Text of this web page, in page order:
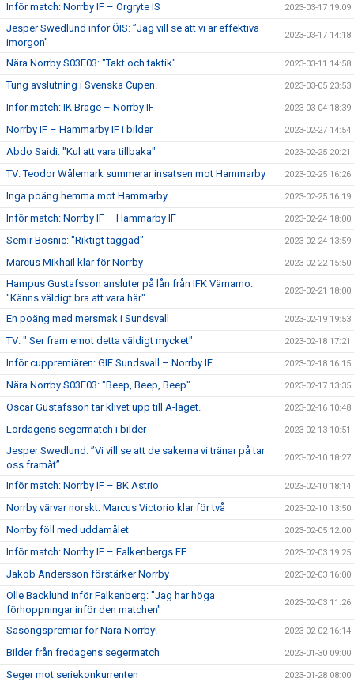
Inför match: Norrby IF – Örgryte IS 2023-03-17 19:09
Jesper Swedlund inför ÖIS: ”Jag vill se att vi är effektiva
imorgon"
2023-03-17 14:18
Nära Norrby S03E03: "Takt och taktik" 2023-03-11 14:58
Tung avslutning i Svenska Cupen. 2023-03-05 23:53
Inför match: IK Brage – Norrby IF 2023-03-04 18:39
Norrby IF – Hammarby IF i bilder 2023-02-27 14:54
Abdo Saidi: "Kul att vara tillbaka" 2023-02-25 20:21
TV: Teodor Wålemark summerar insatsen mot Hammarby 2023-02-25 16:26
Inga poäng hemma mot Hammarby 2023-02-25 16:19
Inför match: Norrby IF – Hammarby IF 2023-02-24 18:00
Semir Bosnic: "Riktigt taggad" 2023-02-24 13:59
Marcus Mikhail klar för Norrby 2023-02-22 15:50
Hampus Gustafsson ansluter på lån från IFK Värnamo:
"Känns väldigt bra att vara här"
2023-02-21 18:00
En poäng med mersmak i Sundsvall 2023-02-19 19:53
TV: " Ser fram emot detta väldigt mycket" 2023-02-18 17:21
Inför cuppremiären: GIF Sundsvall – Norrby IF 2023-02-18 16:15
Nära Norrby S03E03: "Beep, Beep, Beep" 2023-02-17 13:35
Oscar Gustafsson tar klivet upp till A-laget. 2023-02-16 10:48
Lördagens segermatch i bilder 2023-02-13 10:51
Jesper Swedlund: ”Vi vill se att de sakerna vi tränar på tar
oss framåt”
2023-02-10 18:27
Inför match: Norrby IF – BK Astrio 2023-02-10 18:14
Norrby värvar norskt: Marcus Victorio klar för två 2023-02-10 13:50
Norrby föll med uddamålet 2023-02-05 12:00
Inför match: Norrby IF – Falkenbergs FF 2023-02-03 19:25
Jakob Andersson förstärker Norrby 2023-02-03 16:00
Olle Backlund inför Falkenberg: "Jag har höga
förhoppningar inför den matchen"
2023-02-03 11:26
Säsongspremiär för Nära Norrby! 2023-02-02 16:14
Bilder från fredagens segermatch 2023-01-30 09:00
Seger mot seriekonkurrenten 2023-01-28 08:00